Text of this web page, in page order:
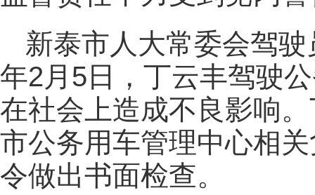
新泰市人大常委会驾
年2月5日，丁云丰驾驶
在社会上造成不良影响
市公务用车管理中心相
令做出书面检查。